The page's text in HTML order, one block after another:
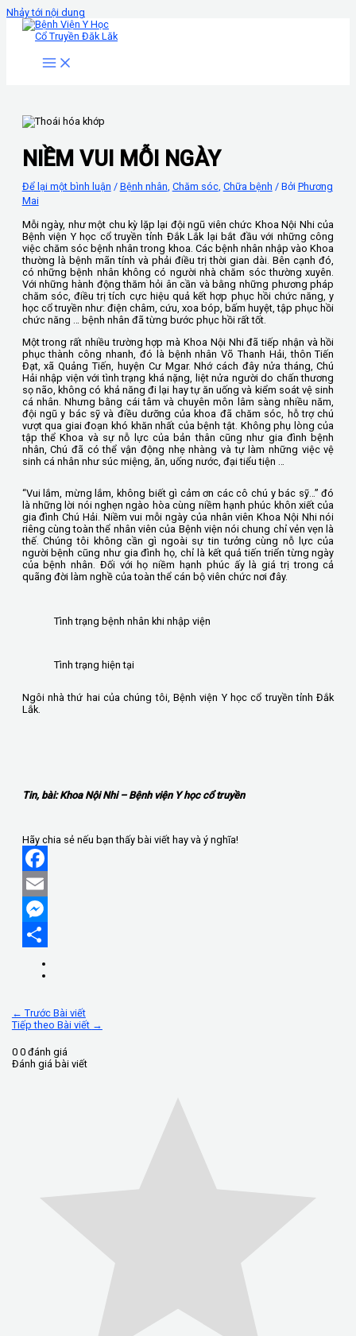
Nhảy tới nội dung
NIỀM VUI MỖI NGÀY
Để lại một bình luận / Bệnh nhân Chăm sóc, Chữa bệnh / Bởi Phương
Mai
Mỗi ngày, như một chu kỳ lặp lại đội ngũ viên chức Khoa Nội Nhi của
Bệnh viện Y học cổ truyền tỉnh Đắk Lắk lại bắt đầu với những công
việc chăm sóc bệnh nhân trong khoa. Các bệnh nhân nhập vào Khoa
thường là bệnh mãn tính và phải điều trị thời gian dài. Bên cạnh đó,
có những bệnh nhân không có người nhà chăm sóc thường xuyên.
Với những hành động thăm hỏi ân cần và bằng những phương pháp
chăm sóc, điều trị tích cực hiệu quả kết hợp phục hồi chức năng, y
học cổ truyền như: điện châm, cứu, xoa bóp, bấm huyệt, tập phục hồi
chức năng … bệnh nhân đã từng bước phục hồi rất tốt.
Một trong rất nhiều trường hợp mà Khoa Nội Nhi đã tiếp nhận và hồi
phục thành công nhanh, đó là bệnh nhân Võ Thanh Hải, thôn Tiến
Đạt, xã Quảng Tiến, huyện Cư Mgar. Nhớ cách đây nửa tháng, Chú
Hải nhập viện với tình trạng khá nặng, liệt nửa người do chấn thương
sọ não, không có khả năng đi lại hay tự ăn uống và kiểm soát vệ sinh
cá nhân. Nhưng bằng cái tâm và chuyên môn lâm sàng nhiều năm,
đội ngũ y bác sỹ và điều dưỡng của khoa đã chăm sóc, hỗ trợ chú
vượt qua giai đoạn khó khăn nhất của bệnh tật. Không phụ lòng của
tập thể Khoa và sự nỗ lực của bản thân cũng như gia đình bệnh
nhân, Chú đã có thể vận động nhẹ nhàng và tự làm những việc vệ
sinh cá nhân như súc miệng, ăn, uống nước, đại tiểu tiện …
“Vui lắm, mừng lắm, không biết gì cảm ơn các cô chú y bác sỹ…” đó
là những lời nói nghẹn ngào hòa cùng niềm hạnh phúc khôn xiết của
gia đình Chú Hải. Niềm vui mỗi ngày của nhân viên Khoa Nội Nhi nói
riêng cùng toàn thể nhân viên của Bệnh viện nói chung chỉ vẻn vẹn là
thế. Chúng tôi không cần gì ngoài sự tin tưởng cùng nỗ lực của
người bệnh cũng như gia đình họ, chỉ là kết quả tiến triển từng ngày
của bệnh nhân. Đối với họ niềm hạnh phúc ấy là giá trị trong cả
quãng đời làm nghề của toàn thể cán bộ viên chức nơi đây.
Tình trạng bệnh nhân khi nhập viện
Tình trạng hiện tại
Ngôi nhà thứ hai của chúng tôi, Bệnh viện Y học cổ truyền tỉnh Đắk
Lắk.
Tin, bài: Khoa Nội Nhi – Bệnh viện Y học cổ truyền
Hãy chia sẻ nếu bạn thấy bài viết hay và ý nghĩa!
Facebook
Email
Messenger
Share
← Trước Bài viết
Tiếp theo Bài viết →
0 0 đánh giá
Đánh giá bài viết